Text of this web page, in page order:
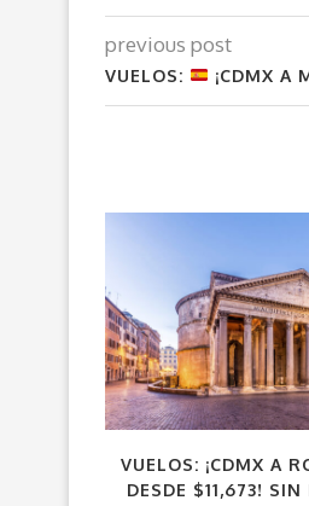
previous post
VUELOS: ¡CDMX A
VUELOS: ¡CDMX A
DESDE $11,673! SIN